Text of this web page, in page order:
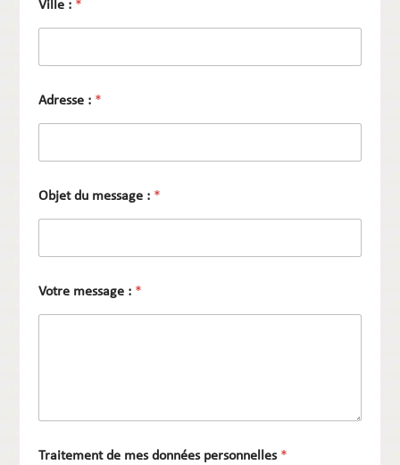
Ville : *
Adresse : *
Objet du message : *
Votre message : *
Traitement de mes données personnelles *